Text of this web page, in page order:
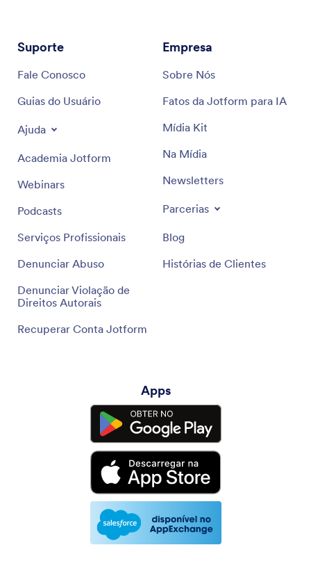
Suporte
Fale Conosco
Guias do Usuário
Ajuda
Academia Jotform
Webinars
Podcasts
Serviços Profissionais
Denunciar Abuso
Denunciar Violação de
Direitos Autorais
Recuperar Conta Jotform
Empresa
Sobre Nós
Fatos da Jotform para IA
Mídia Kit
Na Mídia
Newsletters
Parcerias
Blog
Histórias de Clientes
Apps